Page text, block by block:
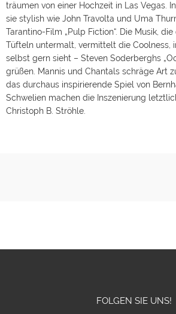
träumen von einer Hochzeit in Las Vegas.
sie stylish wie John Travolta und Uma
Tarantino-Film „Pulp Fiction“. Die Musik,
Tüfteln untermalt, vermittelt die Coolness,
selbst gern sieht – Steven Soderberghs
grüßen. Mannis und Chantals schräge Art
das durchaus inspirierende Spiel von
Schwelien machen die Inszenierung
Christoph B. Ströhle.
FOLGEN SIE UNS!